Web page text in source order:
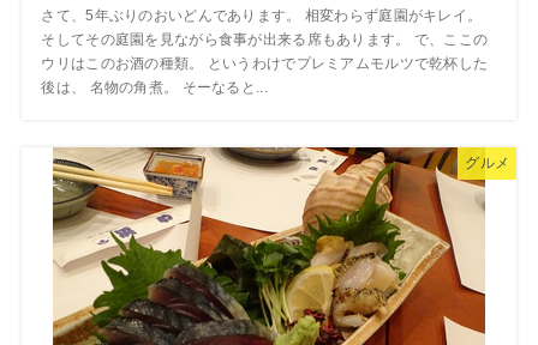
さて、5年ぶりのおいどんであります。 相変わらず庭園がキレイ。
そしてその庭園を見ながら食事が出来る席もあります。 で、ここの
ウリはこのお酒の種類。 というわけでプレミアムモルツで乾杯した
後は、 名物の角煮。 そーなると...
グルメ